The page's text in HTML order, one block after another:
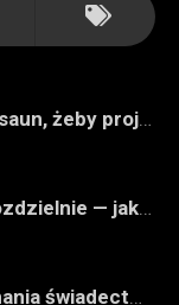
Jak sprawdzić producenta saun, żeby projekt miał sens na lata
Instalacje przemysłowe i rozdzielnie — jak ocenić wykonawcę do obiektu technicznego
Jak porównać oferty wykonania świadectwa energetycznego bez wpadek